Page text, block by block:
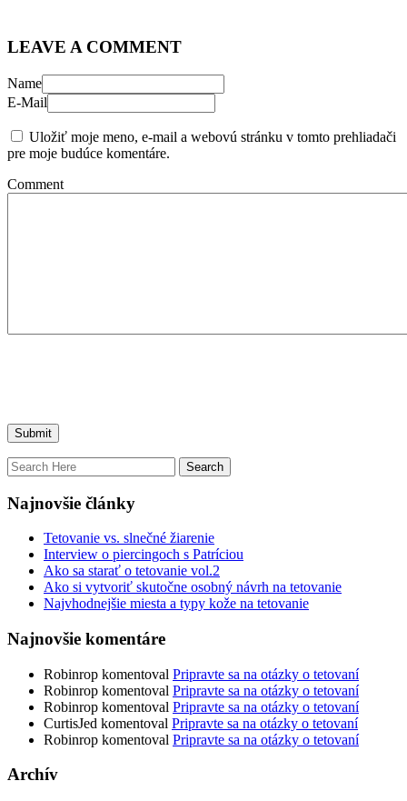
LEAVE A COMMENT
Name
E-Mail
Uložiť moje meno, e-mail a webovú stránku v tomto prehliadači
pre moje budúce komentáre.
Comment
Najnovšie články
Tetovanie vs. slnečné žiarenie
Interview o piercingoch s Patríciou
Ako sa starať o tetovanie vol.2
Ako si vytvoriť skutočne osobný návrh na tetovanie
Najvhodnejšie miesta a typy kože na tetovanie
Najnovšie komentáre
Robinrop komentoval Pripravte sa na otázky o tetovaní
Robinrop komentoval Pripravte sa na otázky o tetovaní
Robinrop komentoval Pripravte sa na otázky o tetovaní
CurtisJed komentoval Pripravte sa na otázky o tetovaní
Robinrop komentoval Pripravte sa na otázky o tetovaní
Archív